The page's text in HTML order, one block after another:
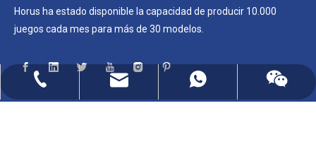
Horus ha estado disponible la capacidad de producir 10.000
juegos cada mes para más de 30 modelos.
+86-15857993956
admin@haruis.com
+8615906654925
+86-15857993956